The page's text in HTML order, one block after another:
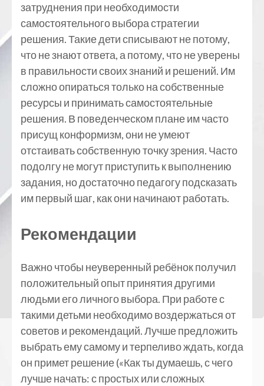
затруднения при необходимости
самостоятельного выбора стратегии
решения. Такие дети списывают не потому,
что не знают ответа, а потому, что не уверены
в правильности своих знаний и решений. Им
сложно опираться только на собственные
ресурсы и принимать самостоятельные
решения. В поведенческом плане им часто
присущ конформизм, они не умеют
отстаивать собственную точку зрения. Часто
подолгу не могут приступить к выполнению
задания, но достаточно педагогу подсказать
им первый шаг, как они начинают работать.
Рекомендации
Важно чтобы неуверенный ребёнок получил
положительный опыт принятия другими
людьми его личного выбора. При работе с
такими детьми необходимо воздержаться от
советов и рекомендаций. Лучше предложить
выбрать ему самому и терпеливо ждать, когда
он примет решение («Как ты думаешь, с чего
лучше начать: с простых или сложных